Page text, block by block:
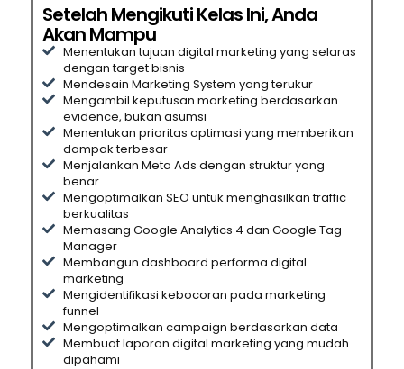
Setelah Mengikuti Kelas Ini, Anda
Akan Mampu
Menentukan tujuan digital marketing yang selaras
dengan target bisnis
Mendesain Marketing System yang terukur
Mengambil keputusan marketing berdasarkan
evidence, bukan asumsi
Menentukan prioritas optimasi yang memberikan
dampak terbesar
Menjalankan Meta Ads dengan struktur yang
benar
Mengoptimalkan SEO untuk menghasilkan traffic
berkualitas
Memasang Google Analytics 4 dan Google Tag
Manager
Membangun dashboard performa digital
marketing
Mengidentifikasi kebocoran pada marketing
funnel
Mengoptimalkan campaign berdasarkan data
Membuat laporan digital marketing yang mudah
dipahami